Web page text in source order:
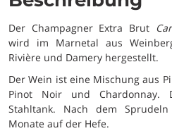
Der Champagner Extra Brut
wird im Marnetal aus
Rivière und Damery hergestellt.
Der Wein ist eine Mischung aus
Pinot Noir und Chardonnay.
Stahltank. Nach dem
Monate auf der Hefe.